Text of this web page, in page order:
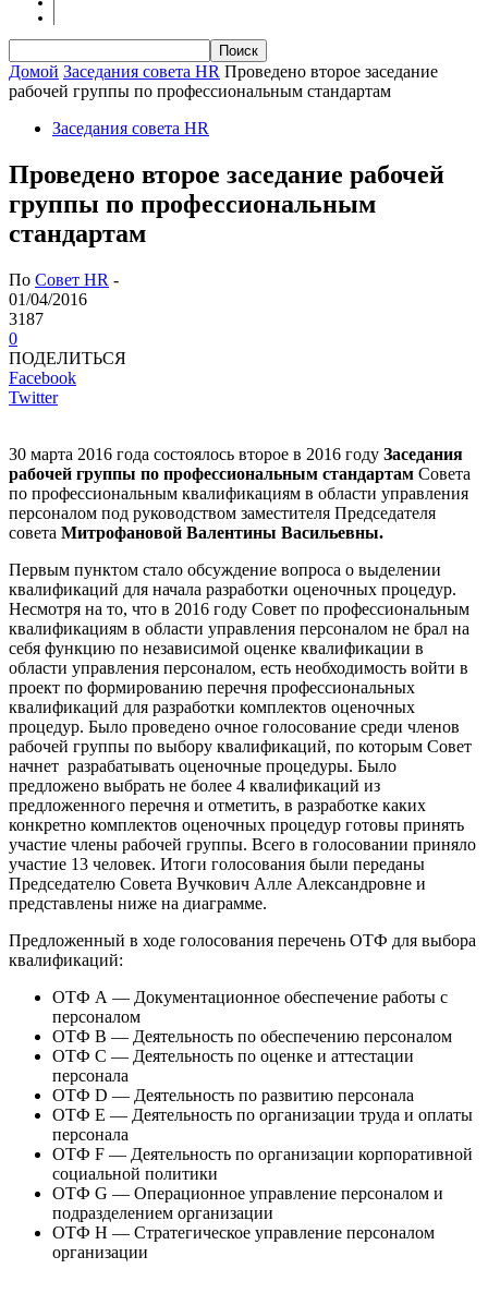
Домой Заседания совета HR Проведено второе заседание
рабочей группы по профессиональным стандартам
Заседания совета HR
Проведено второе заседание рабочей
группы по профессиональным
стандартам
По Совет HR -
01/04/2016
3187
0
ПОДЕЛИТЬСЯ
Facebook
Twitter
30 марта 2016 года состоялось второе в 2016 году Заседания
рабочей группы по профессиональным стандартам Совета
по профессиональным квалификациям в области управления
персоналом под руководством заместителя Председателя
совета Митрофановой Валентины Васильевны.
Первым пунктом стало обсуждение вопроса о выделении
квалификаций для начала разработки оценочных процедур.
Несмотря на то, что в 2016 году Совет по профессиональным
квалификациям в области управления персоналом не брал на
себя функцию по независимой оценке квалификации в
области управления персоналом, есть необходимость войти в
проект по формированию перечня профессиональных
квалификаций для разработки комплектов оценочных
процедур. Было проведено очное голосование среди членов
рабочей группы по выбору квалификаций, по которым Совет
начнет разрабатывать оценочные процедуры. Было
предложено выбрать не более 4 квалификаций из
предложенного перечня и отметить, в разработке каких
конкретно комплектов оценочных процедур готовы принять
участие члены рабочей группы. Всего в голосовании приняло
участие 13 человек. Итоги голосования были переданы
Председателю Совета Вучкович Алле Александровне и
представлены ниже на диаграмме.
Предложенный в ходе голосования перечень ОТФ для выбора
квалификаций:
ОТФ А — Документационное обеспечение работы с
персоналом
ОТФ В — Деятельность по обеспечению персоналом
ОТФ С — Деятельность по оценке и аттестации
персонала
ОТФ D — Деятельность по развитию персонала
ОТФ E — Деятельность по организации труда и оплаты
персонала
ОТФ F — Деятельность по организации корпоративной
социальной политики
ОТФ G — Операционное управление персоналом и
подразделением организации
ОТФ H — Стратегическое управление персоналом
организации